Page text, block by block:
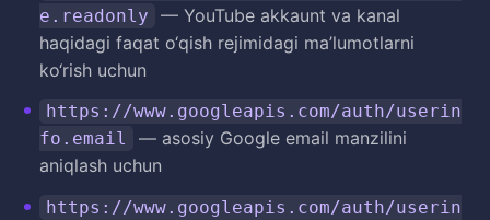
e.readonly
— YouTube akkaunt va kanal
haqidagi faqat o‘qish rejimidagi ma’lumotlarni
ko‘rish uchun
https://www.googleapis.com/auth/userin
fo.email
— asosiy Google email manzilini
aniqlash uchun
https://www.googleapis.com/auth/userin